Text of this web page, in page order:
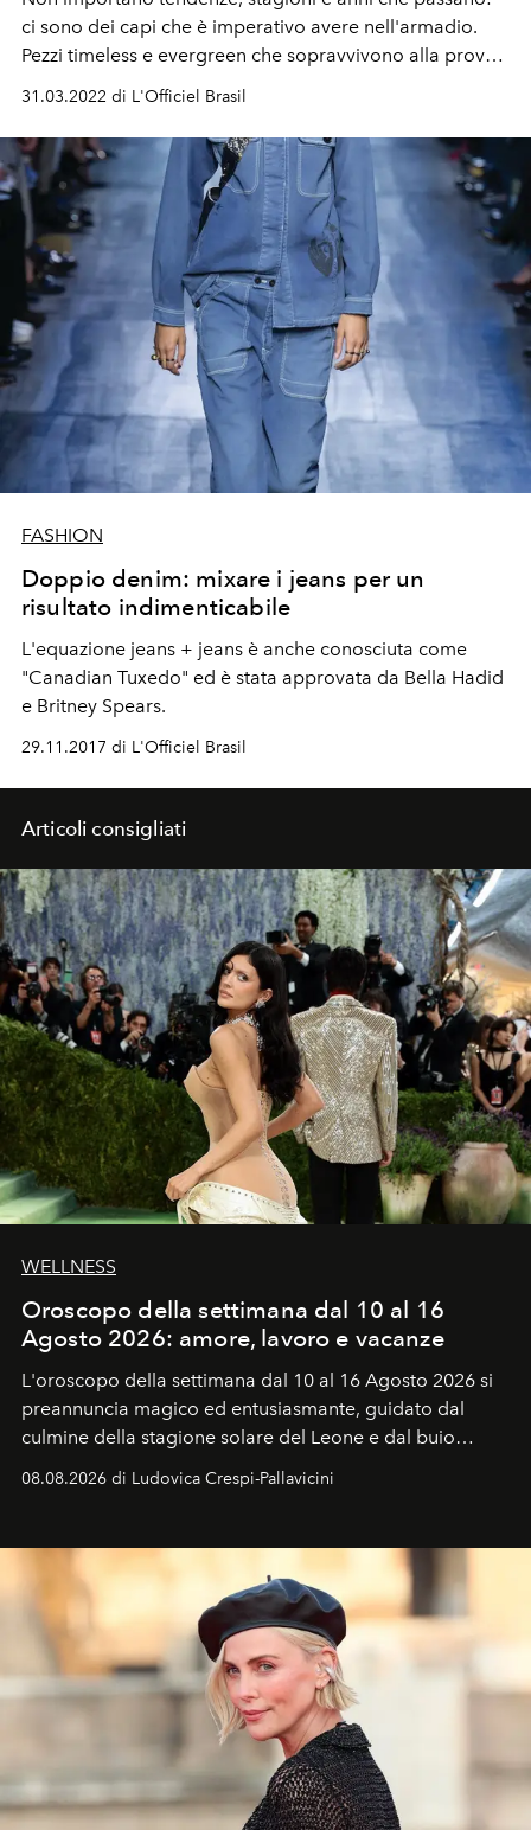
ci sono dei capi che è imperativo avere nell'armadio.
Pezzi timeless e evergreen che sopravvivono alla prova
del tempo e non passano mai di moda
31.03.2022 di L'Officiel Brasil
FASHION
Doppio denim: mixare i jeans per un
risultato indimenticabile
L'equazione jeans + jeans è anche conosciuta come
"Canadian Tuxedo" ed è stata approvata da Bella Hadid
e Britney Spears.
29.11.2017 di L'Officiel Brasil
Articoli consigliati
WELLNESS
Oroscopo della settimana dal 10 al 16
Agosto 2026: amore, lavoro e vacanze
L'oroscopo della settimana dal 10 al 16 Agosto 2026 si
preannuncia magico ed entusiasmante, guidato dal
culmine della stagione solare del Leone e dal buio
favorevole della Luna nuova in Leone del 12 agosto,
ideale per la notte delle Perseidi.
08.08.2026 di Ludovica Crespi-Pallavicini